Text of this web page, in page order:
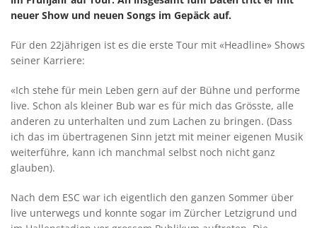
neuer Show und neuen Songs im Gepäck auf.
Für den 22jährigen ist es die erste Tour mit «Headline» Shows
seiner Karriere:
«Ich stehe für mein Leben gern auf der Bühne und performe
live. Schon als kleiner Bub war es für mich das Grösste, alle
anderen zu unterhalten und zum Lachen zu bringen. (Dass
ich das im übertragenen Sinn jetzt mit meiner eigenen Musik
weiterführe, kann ich manchmal selbst noch nicht ganz
glauben).
Nach dem ESC war ich eigentlich den ganzen Sommer über
live unterwegs und konnte sogar im Zürcher Letzigrund und